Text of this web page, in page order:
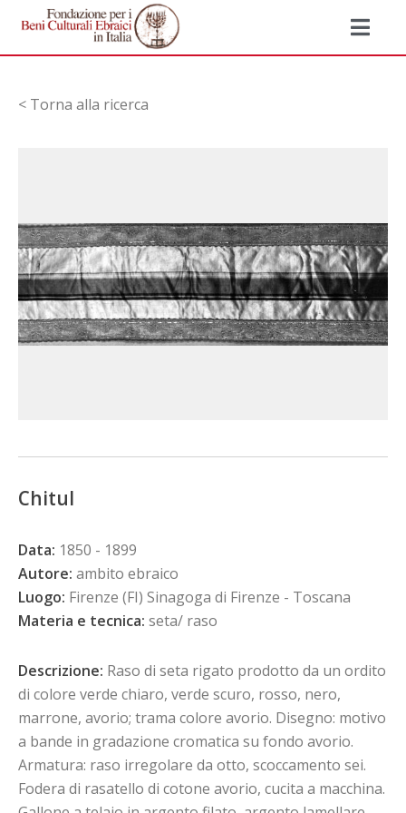
< Torna alla ricerca
Chitul
Data: 1850 - 1899
Autore: ambito ebraico
Luogo: Firenze (FI) Sinagoga di Firenze - Toscana
Materia e tecnica: seta/ raso
Descrizione: Raso di seta rigato prodotto da un ordito
di colore verde chiaro, verde scuro, rosso, nero,
marrone, avorio; trama colore avorio. Disegno: motivo
a bande in gradazione cromatica su fondo avorio.
Armatura: raso irregolare da otto, scoccamento sei.
Fodera di rasatello di cotone avorio, cucita a macchina.